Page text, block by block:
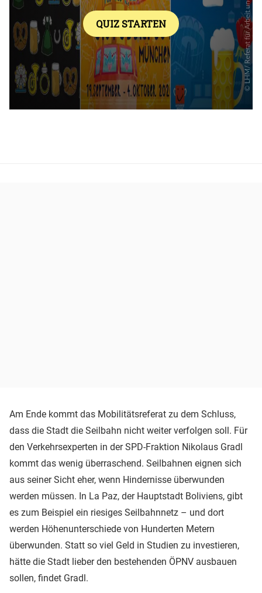
Am Ende kommt das Mobilitätsreferat zu dem Schluss,
dass die Stadt die Seilbahn nicht weiter verfolgen soll. Für
den Verkehrsexperten in der SPD-Fraktion Nikolaus Gradl
kommt das wenig überraschend. Seilbahnen eignen sich
aus seiner Sicht eher, wenn Hindernisse überwunden
werden müssen. In La Paz, der Hauptstadt Boliviens, gibt
es zum Beispiel ein riesiges Seilbahnnetz – und dort
werden Höhenunterschiede von Hunderten Metern
überwunden. Statt so viel Geld in Studien zu investieren,
hätte die Stadt lieber den bestehenden ÖPNV ausbauen
sollen, findet Gradl.